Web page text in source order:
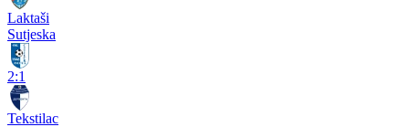
Laktaši
Sutjeska
2:1
Tekstilac